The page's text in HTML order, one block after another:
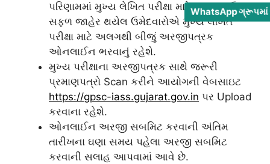
પરિણામમાં મુખ્ય લેખિત પરીક્ષા માટે કામચલાઉ
સફળ જાહેર થયેલ ઉમેદવારોએ મુખ્ય લેખિત
પરીક્ષા માટે અલગથી બીજું અરજીપત્રક
ઓનલાઈન ભરવાનું રહેશે.
મુખ્ય પરીક્ષાના અરજીપત્રક સાથે જરૂરી
પ્રમાણપત્રો Scan કરીને આયોગની વેબસાઇટ
https://gpsc-iass.gujarat.gov.in પર Upload
કરવાના રહેશે.
ઓનલાઈન અરજી સબમિટ કરવાની અંતિમ
તારીખના ઘણા સમય પહેલા અરજી સબમિટ
કરવાની સલાહ આપવામાં આવે છે.
WhatsApp ગ્રૂપમાં